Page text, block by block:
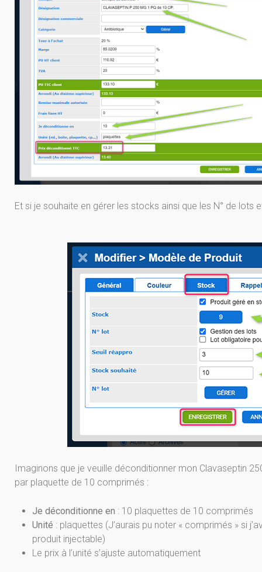
Et si je souhaite en gérer les stocks ainsi que les N° de lots
Imaginons que je veuille déconditionner mon Clavaseptin
par plaquette de 10 comprimés :
Je déconditionne en : 10 plaquettes de 10 comprimés
Unité : plaquettes (J’aurais pu noter « comprimés » si
produit injectable)
Le prix à l’unité s’ajuste automatiquement